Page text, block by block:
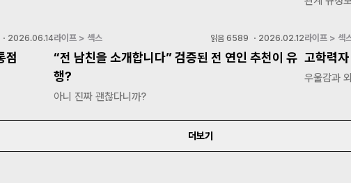
・ 2026.06.14
점
라이프 > 섹스 읽음 6589 ・ 2026.02.12
“전 남친을 소개합니다” 검증된 전 연인 추천이 유
행?
아니 진짜 괜찮다니까?
라이프 > 섹
고학력
우울감과
더보기